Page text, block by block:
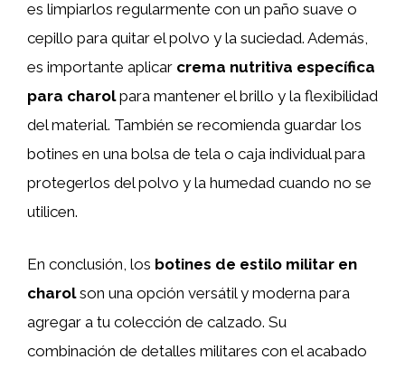
es limpiarlos regularmente con un paño suave o
cepillo para quitar el polvo y la suciedad. Además,
es importante aplicar crema nutritiva específica
para charolpara mantener el brillo y la flexibilidad
del material. También se recomienda guardar los
botines en una bolsa de tela o caja individual para
protegerlos del polvo y la humedad cuando no se
utilicen.
En conclusión, los botines de estilo militar en
charolson una opción versátil y moderna para
agregar a tu colección de calzado. Su
combinación de detalles militares con el acabado